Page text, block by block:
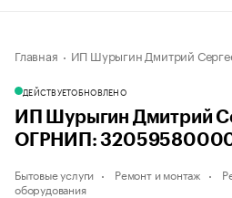
Главная ИП Шурыгин Дмитрий
ДЕЙСТВУЕТОБНОВЛЕНО
ИП Шурыгин Дмитрий
ОГРНИП:
Бытовые услуги Ремонт и монтаж
оборудования